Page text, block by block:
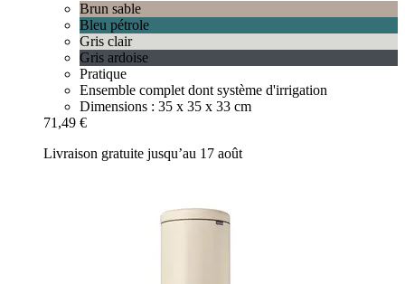
Brun sable
Bleu pétrole
Gris clair
Gris ardoise
Pratique
Ensemble complet dont système d'irrigation
Dimensions : 35 x 35 x 33 cm
71,49 €
Livraison gratuite jusqu’au 17 août